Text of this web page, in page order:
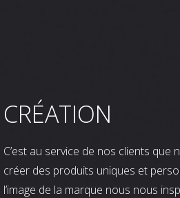
CRÉATION
C’est au service de nos clients
créer des produits uniques et
l’image de la marque nous nous